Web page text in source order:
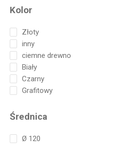
Kolor
Złoty
inny
ciemne drewno
Biały
Czarny
Grafitowy
Średnica
Ø 120